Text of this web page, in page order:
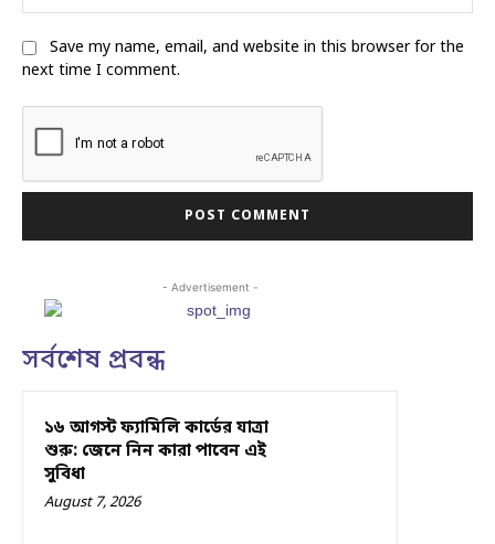
Save my name, email, and website in this browser for the
next time I comment.
- Advertisement -
সর্বশেষ প্রবন্ধ
১৬ আগস্ট ফ্যামিলি কার্ডের যাত্রা
শুরু: জেনে নিন কারা পাবেন এই
সুবিধা
August 7, 2026